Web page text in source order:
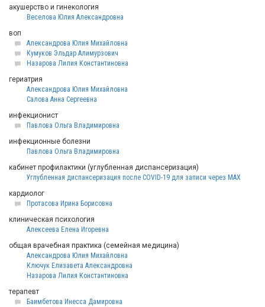
акушерство и гинекология
Веселова Юлия Александровна
воп
Александрова Юлия Михайловна
Кумуков Эльдар Алимурзович
Назарова Лилия Константиновна
гериатрия
Александрова Юлия Михайловна
Салова Анна Сергеевна
инфекционист
Павлова Ольга Владимировна
инфекционные болезни
Павлова Ольга Владимировна
кабинет профилактики (углубленная диспансеризация)
Углубленная диспансеризация после COVID-19 для записи через МАХ
кардиолог
Протасова Ирина Борисовна
клиническая психология
Алексеева Елена Игоревна
общая врачебная практика (семейная медицина)
Александрова Юлия Михайловна
Ключук Елизавета Александровна
Назарова Лилия Константиновна
терапевт
Баимбетова Инесса Дамировна